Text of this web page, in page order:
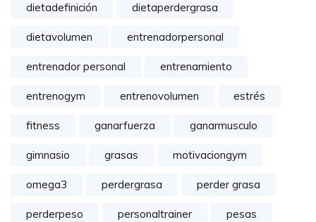
dietadefinición dietaperdergrasa
dietavolumen entrenadorpersonal
entrenador personal entrenamiento
entrenogym entrenovolumen estrés
fitness ganarfuerza ganarmusculo
gimnasio grasas motivaciongym
omega3 perdergrasa perder grasa
perderpeso personaltrainer pesas